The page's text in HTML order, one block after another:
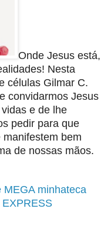
Onde Jesus está,
Nesta
células Gilmar C.
convidarmos Jesus
e de lhe
pedir para que
bem
de nossas mãos.
MEGA minhateca
EXPRESS